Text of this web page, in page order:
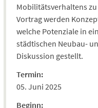
Mobilitätsverhaltens
Vortrag werden
welche Potenziale in
städtischen Neubau-
Diskussion gestellt.
Termin:
05. Juni 2025
Beginn: